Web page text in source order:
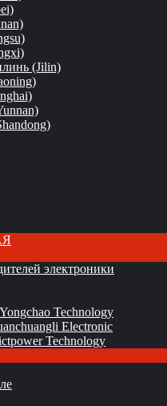
(Jilin)
электроники
Technology
Electronic
Technology